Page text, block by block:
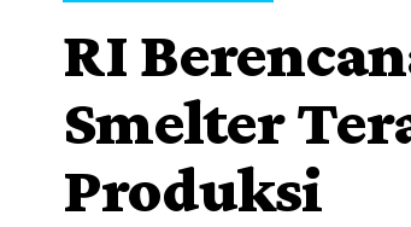
RI
Smelter
Produksi